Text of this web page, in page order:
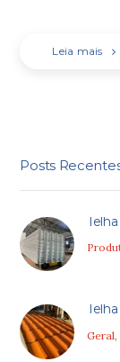
Leia mais
Posts
Geral